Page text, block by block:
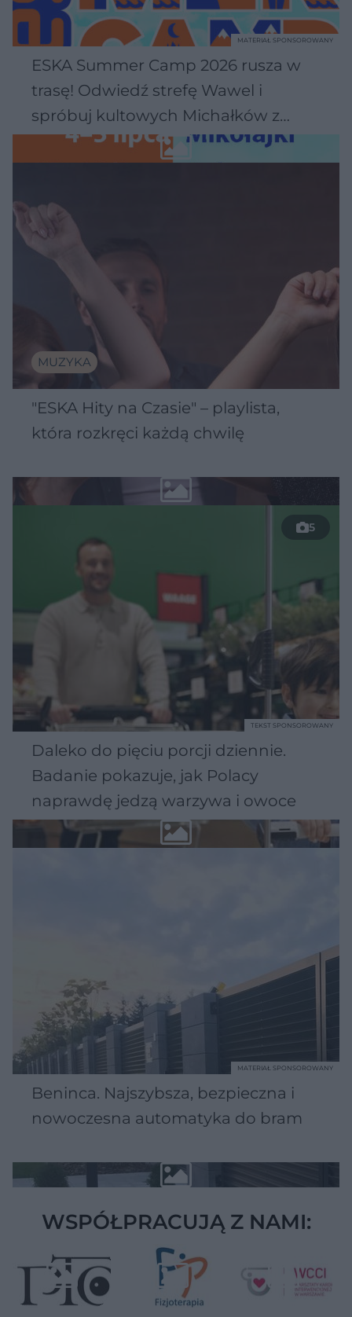
ESKA Summer Camp 2026 rusza w
trasę! Odwiedź strefę Wawel i
spróbuj kultowych Michałków z
Wawelu
MATERIAŁ SPONSOROWANY
MUZYKA
"ESKA Hity na Czasie" – playlista,
która rozkręci każdą chwilę
5
Daleko do pięciu porcji dziennie.
Badanie pokazuje, jak Polacy
naprawdę jedzą warzywa i owoce
TEKST SPONSOROWANY
Beninca. Najszybsza, bezpieczna i
nowoczesna automatyka do bram
MATERIAŁ SPONSOROWANY
WSPÓŁPRACUJĄ Z NAMI: